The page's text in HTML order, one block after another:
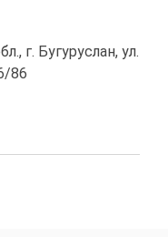
г. Бугуруслан, ул.
86